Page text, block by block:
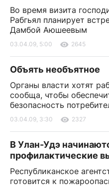
Во время визита
Рабгьял планирует
Дамбой Аюшеевым
03.04.09, 5:00 2645
Объять необъятное
Органы власти хотят
сообща, чтобы
безопасность
03.04.09, 3:30 2327
В Улан-Удэ
профилактические
Республиканское
готовится к